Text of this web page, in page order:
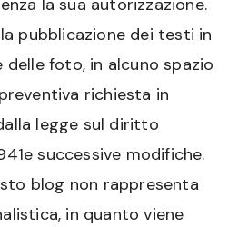
la sua autorizzazione.
la pubblicazione dei testi in
foto, in alcuno spazio
richiesta in
legge sul diritto
successive modifiche.
blog non rappresenta
in quanto viene